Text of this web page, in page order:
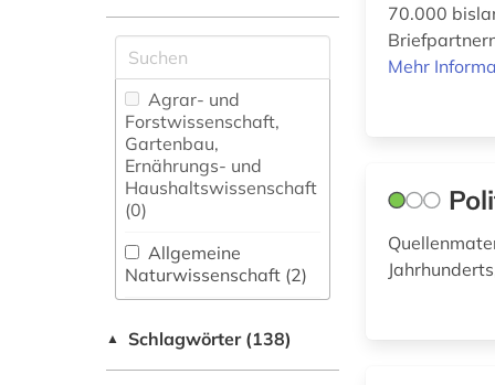
Agrar- und
Forstwissenschaft,
Gartenbau,
Ernährungs- und
Haushaltswissenschaft
(0)
Allgemeine
Naturwissenschaft (2)
fachübergreifende
▲ Schlagwörter (138)
70.000
Mehr